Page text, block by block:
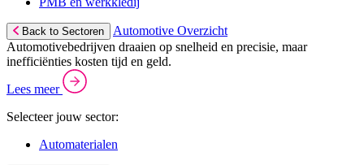
Back to Sectoren
Automotive Overzicht
Automotivebedrijven draaien op snelheid en precisie, maar
inefficiënties kosten tijd en geld.
Lees meer
Selecteer jouw sector:
Automaterialen